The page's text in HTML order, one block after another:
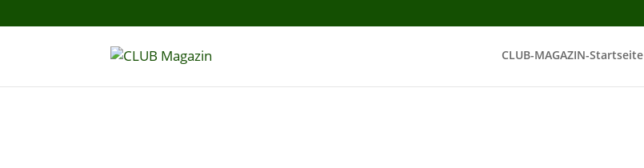
CLUB-MAGAZIN-Startseite